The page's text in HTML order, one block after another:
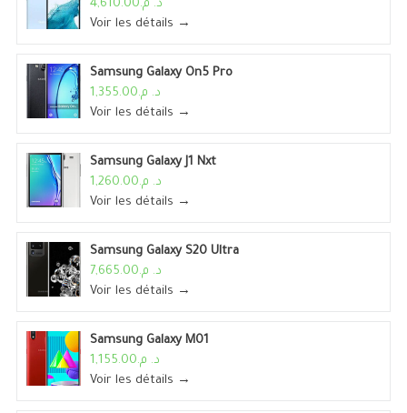
د. م.4,610.00
Voir les détails →
Samsung Galaxy On5 Pro
د. م.1,355.00
Voir les détails →
Samsung Galaxy J1 Nxt
د. م.1,260.00
Voir les détails →
Samsung Galaxy S20 Ultra
د. م.7,665.00
Voir les détails →
Samsung Galaxy M01
د. م.1,155.00
Voir les détails →